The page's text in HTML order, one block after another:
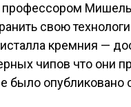
профессором
свою
кремния —
чипов что они
было опубликовано